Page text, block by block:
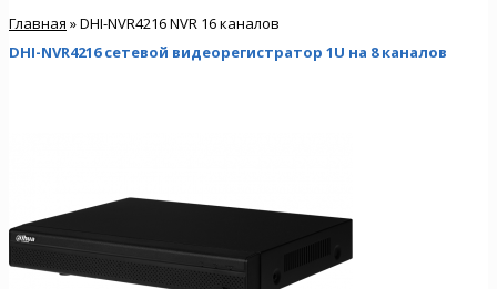
Главная » DHI-NVR4216 NVR 16 каналов
DHI-NVR4216 cетевой видеорегистратор 1U на 8 каналов